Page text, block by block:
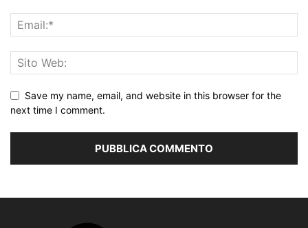
Save my name, email, and website in this browser for the
next time I comment.